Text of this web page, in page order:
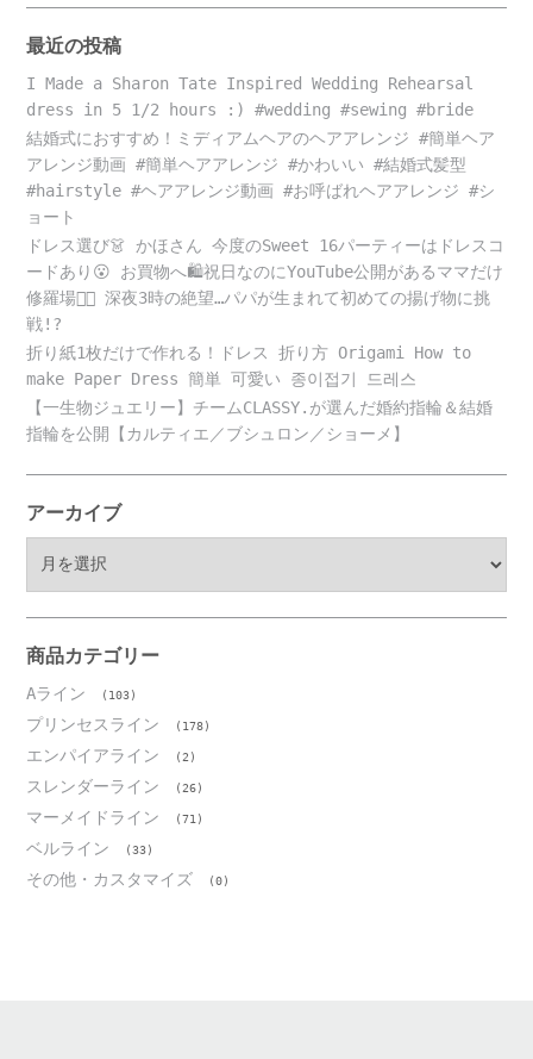
最近の投稿
I Made a Sharon Tate Inspired Wedding Rehearsal
dress in 5 1/2 hours :) #wedding #sewing #bride
結婚式におすすめ！ミディアムヘアのヘアアレンジ #簡単ヘア
アレンジ動画 #簡単ヘアアレンジ #かわいい #結婚式髪型
#hairstyle #ヘアアレンジ動画 #お呼ばれヘアアレンジ #シ
ョート
ドレス選び👗 かほさん 今度のSweet 16パーティーはドレスコ
ードあり😮 お買物へ🛍️祝日なのにYouTube公開があるママだけ
修羅場😵‍💫 深夜3時の絶望…パパが生まれて初めての揚げ物に挑
戦!?
折り紙1枚だけで作れる！ドレス 折り方 Origami How to
make Paper Dress 簡単 可愛い 종이접기 드레스
【一生物ジュエリー】チームCLASSY.が選んだ婚約指輪＆結婚
指輪を公開【カルティエ／ブシュロン／ショーメ】
アーカイブ
ブ
商品カテゴリー
Aライン (103)
プリンセスライン (178)
エンパイアライン (2)
スレンダーライン (26)
マーメイドライン (71)
ベルライン (33)
その他・カスタマイズ (0)